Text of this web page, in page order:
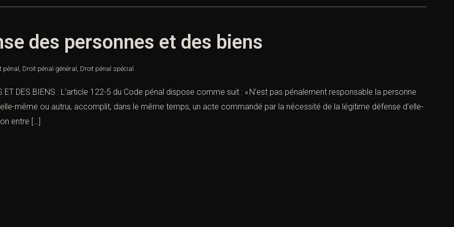
des personnes et des biens
pénal , Droit pénal général , Droit pénal spécial
ET DES BIENS : L’article 122-5 du Code pénal dispose comme suit : « N’est pas pénalement responsable la personne
même ou autrui, accomplit, dans le même temps, un acte commandé par la nécessité de la légitime défense d’elle-
entre […]